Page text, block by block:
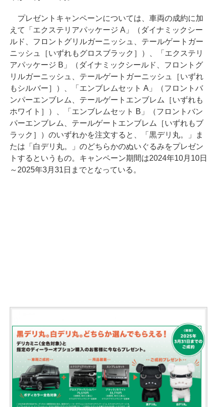
プレゼントキャンペーンについては、車両の成約に加
えて「エクステリアパッケージ A」（ダイナミックシー
ルド、フロントグリルガーニッシュ、テールゲートガー
ニッシュ［いずれもグロスブラック］）、「エクステリ
アパッケージ B」（ダイナミックシールド、フロントグ
リルガーニッシュ、テールゲートガーニッシュ［いずれ
もシルバー］）、「エンブレムセット A」（フロントバ
ンパーエンブレム、テールゲートエンブレム［いずれも
ホワイト］）、「エンブレムセット B」（フロントバン
パーエンブレム、テールゲートエンブレム［いずれもブ
ラック］）のいずれかを注文すると、「黒デリ丸。」ま
たは「白デリ丸。」のどちらかのぬいぐるみをプレゼン
トするというもの。キャンペーン期間は2024年10月10日
～2025年3月31日までとなっている。